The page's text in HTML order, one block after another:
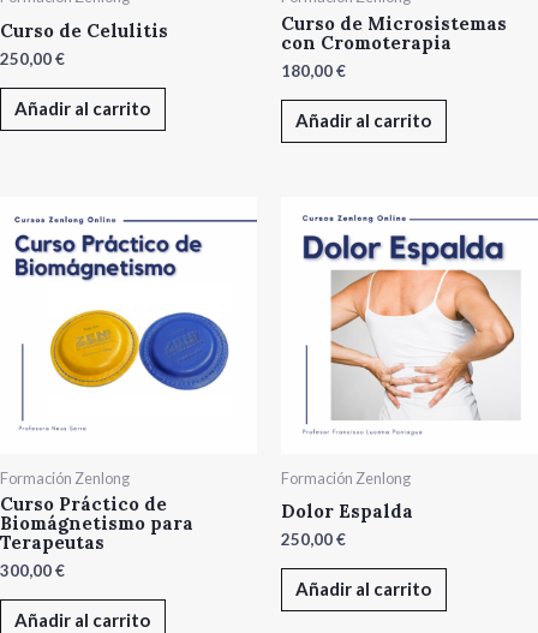
Curso de Celulitis
250,00€
Añadir al carrito
Curso de Microsistemas
con Cromoterapia
180,00€
Añadir al carrito
Formación Zenlong
Curso Práctico de
Biomágnetismo para
Terapeutas
300,00€
Añadir al carrito
Formación Zenlong
Dolor Espalda
250,00€
Añadir al carrito